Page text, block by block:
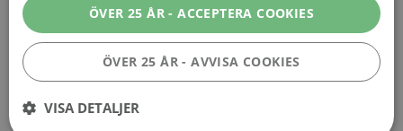
Recept som passar till Finca
Almendral Reserva
ÖVER 25 ÅR - ACCEPTERA COOKIES
ÖVER 25 ÅR - AVVISA COOKIES
VISA DETALJER